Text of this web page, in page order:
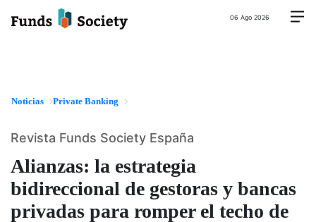
06 Ago 2026
Noticias Private Banking
Alianzas: la estrategia
bidireccional de gestoras y bancas
privadas para romper el techo de
Revista Funds Society España